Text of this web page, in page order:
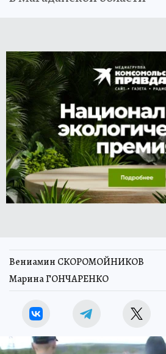
Вениамин СКОРОМОЙНИКОВ
Марина ГОНЧАРЕНКО